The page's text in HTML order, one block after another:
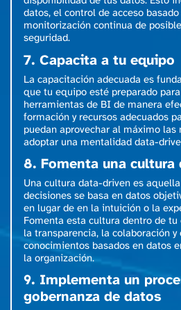
datos, el control de acceso
monitorización continua de
seguridad.
7. Capacita a tu equipo
La capacitación adecuada es
que tu equipo esté preparado
herramientas de BI de manera
formación y recursos adecuados
puedan aprovechar al máximo las
adoptar una mentalidad data-
8. Fomenta una cultura
Una cultura data-driven es
decisiones se basa en datos
en lugar de en la intuición o la
Fomenta esta cultura dentro de
la transparencia, la colaboración
conocimientos basados en datos
la organización.
9. Implementa un
gobernanza de datos